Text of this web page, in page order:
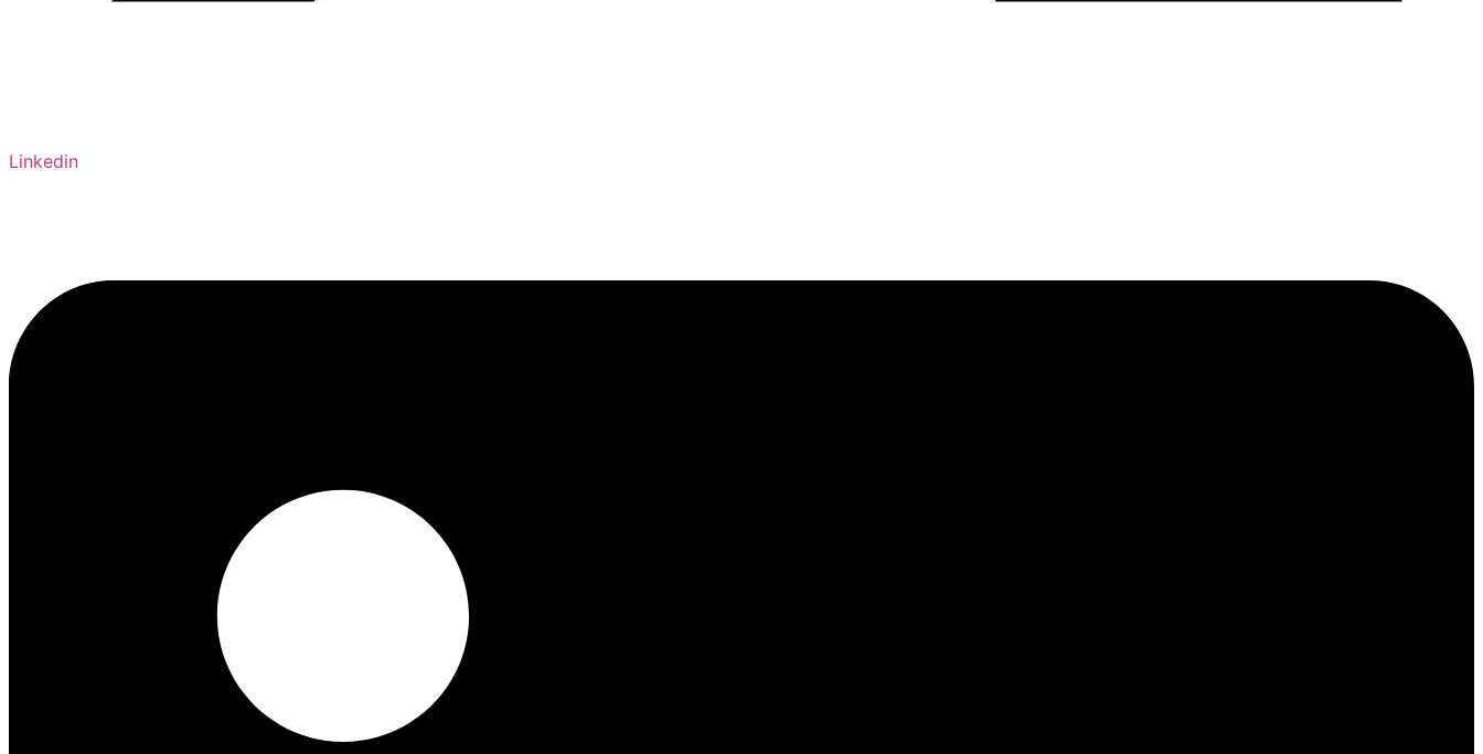
Linkedin